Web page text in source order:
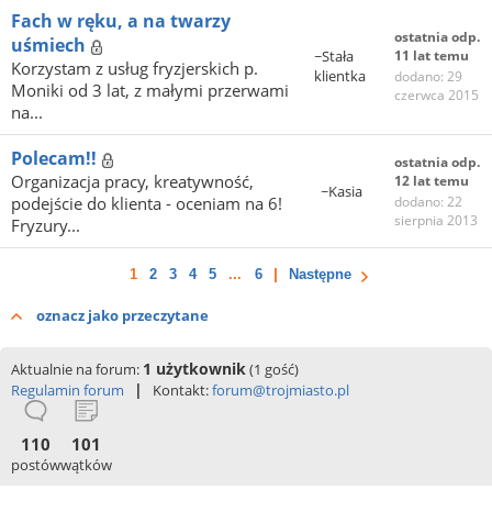
Fach w ręku, a na twarzy
uśmiech
Korzystam z usług fryzjerskich p.
Moniki od 3 lat, z małymi przerwami
na...
~Stała
klientka
ostatnia odp.
11 lat temu
dodano: 29
czerwca 2015
Polecam!!
Organizacja pracy, kreatywność,
podejście do klienta - oceniam na 6!
Fryzury...
~Kasia
ostatnia odp.
12 lat temu
dodano: 22
sierpnia 2013
1 2 3 4 5 ... 6 Następne
oznacz jako przeczytane
Aktualnie na forum: 1 użytkownik(1 gość)
Regulamin forum
| Kontakt:forum@trojmiasto.pl
110
postów
101
wątków